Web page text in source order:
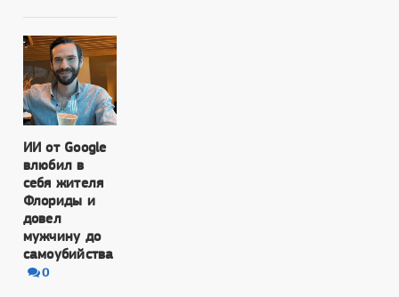
ИИ от Google
влюбил в
себя жителя
Флориды и
довел
мужчину до
самоубийства
0